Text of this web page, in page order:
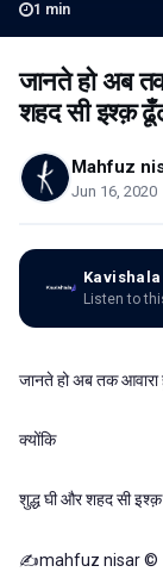
1 min
जानते हो अब
शहद सी इश्क़
Mahfuz
Jun 16, 2020
Kavishala
Listen to
जानते हो अब तक आवारा
क्योंकि
शुद्ध घी और शहद सी
✍mahfuz nisar ©